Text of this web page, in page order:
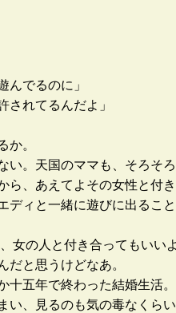
んでるのに」
されてるんだよ」
か。
天国のママも、そろそろ
、あえてよその女性と付き
ィと一緒に遊びに出る
の人と付き合ってもいい
と思うけどなあ。
五年で終わった結婚生活。
、見るのも気の毒なくらい